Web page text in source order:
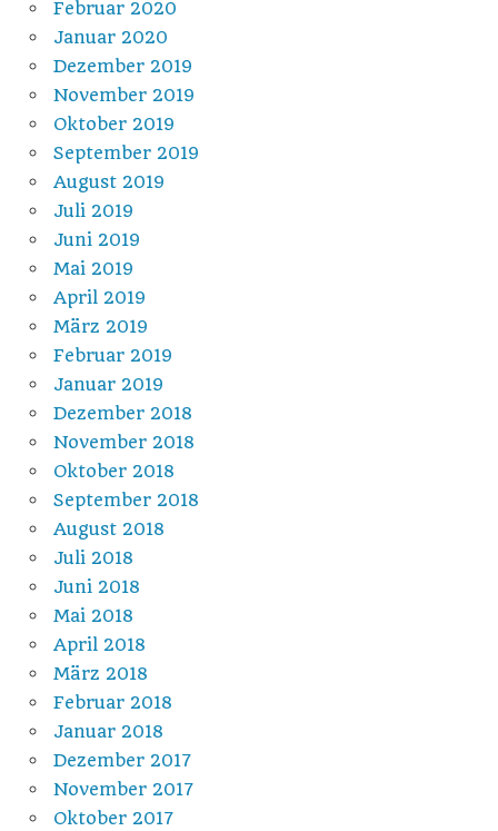
Februar 2020
Januar 2020
Dezember 2019
November 2019
Oktober 2019
September 2019
August 2019
Juli 2019
Juni 2019
Mai 2019
April 2019
März 2019
Februar 2019
Januar 2019
Dezember 2018
November 2018
Oktober 2018
September 2018
August 2018
Juli 2018
Juni 2018
Mai 2018
April 2018
März 2018
Februar 2018
Januar 2018
Dezember 2017
November 2017
Oktober 2017